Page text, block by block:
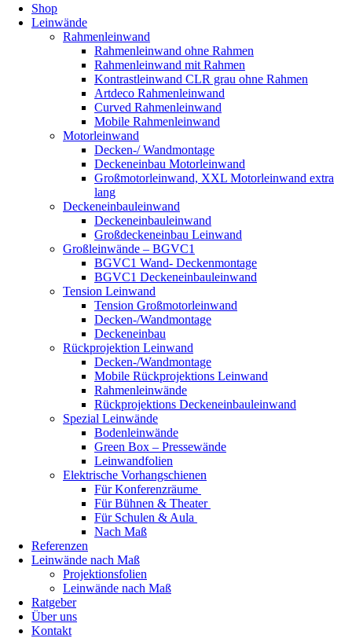
Shop
Leinwände
Rahmenleinwand
Rahmenleinwand ohne Rahmen
Rahmenleinwand mit Rahmen
Kontrastleinwand CLR grau ohne Rahmen
Artdeco Rahmenleinwand
Curved Rahmenleinwand
Mobile Rahmenleinwand
Motorleinwand
Decken-/ Wandmontage
Deckeneinbau Motorleinwand
Großmotorleinwand, XXL Motorleinwand extra
lang
Deckeneinbauleinwand
Deckeneinbauleinwand
Großdeckeneinbau Leinwand
Großleinwände – BGVC1
BGVC1 Wand- Deckenmontage
BGVC1 Deckeneinbauleinwand
Tension Leinwand
Tension Großmotorleinwand
Decken-/Wandmontage
Deckeneinbau
Rückprojektion Leinwand
Decken-/Wandmontage
Mobile Rückprojektions Leinwand
Rahmenleinwände
Rückprojektions Deckeneinbauleinwand
Spezial Leinwände
Bodenleinwände
Green Box – Pressewände
Leinwandfolien
Elektrische Vorhangschienen
Für Konferenzräume
Für Bühnen & Theater
Für Schulen & Aula
Nach Maß
Referenzen
Leinwände nach Maß
Projektionsfolien
Leinwände nach Maß
Ratgeber
Über uns
Kontakt